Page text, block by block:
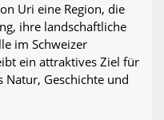
Uri eine Region, die
ihre landschaftliche
im Schweizer
ein attraktives Ziel für
Natur, Geschichte und